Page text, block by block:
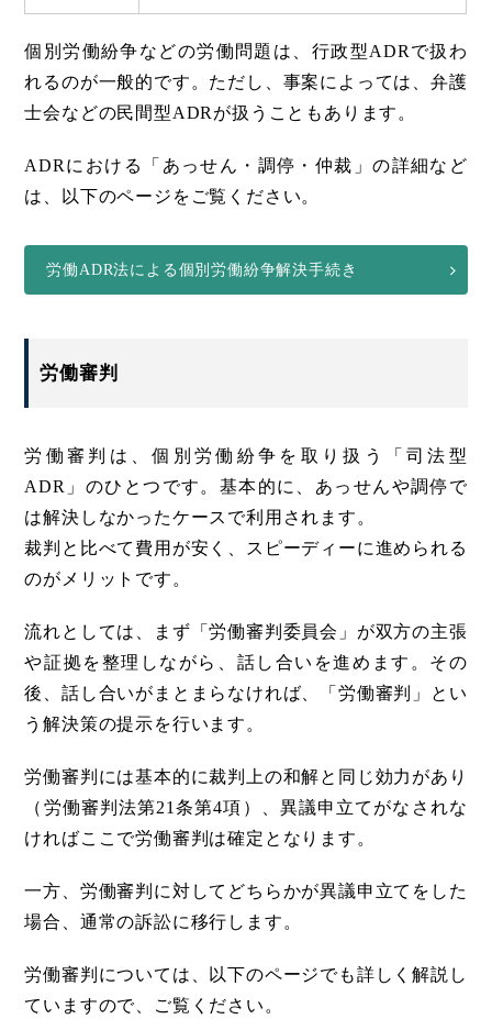
個別労働紛争などの労働問題は、行政型ADRで扱わ
れるのが一般的です。ただし、事案によっては、弁護
士会などの民間型ADRが扱うこともあります。
ADRにおける「あっせん・調停・仲裁」の詳細など
は、以下のページをご覧ください。
労働ADR法による個別労働紛争解決手続き
労働審判
労働審判は、個別労働紛争を取り扱う「司法型
ADR」のひとつです。基本的に、あっせんや調停で
は解決しなかったケースで利用されます。
裁判と比べて費用が安く、スピーディーに進められる
のがメリットです。
流れとしては、まず「労働審判委員会」が双方の主張
や証拠を整理しながら、話し合いを進めます。その
後、話し合いがまとまらなければ、「労働審判」とい
う解決策の提示を行います。
労働審判には基本的に裁判上の和解と同じ効力があり
（労働審判法第21条第4項）、異議申立てがなされな
ければここで労働審判は確定となります。
一方、労働審判に対してどちらかが異議申立てをした
場合、通常の訴訟に移行します。
労働審判については、以下のページでも詳しく解説し
ていますので、ご覧ください。